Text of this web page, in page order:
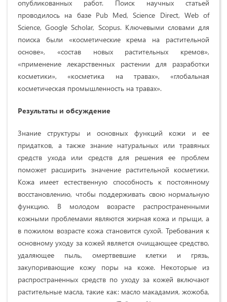
опубликованных работ. Поиск научных статьей
проводилось на базе Pub Med, Science Direct, Web of
Science, Google Scholar, Scopus. Ключевыми словами для
поиска были «косметические крема на растительной
основе», «состав новых растительных кремов»,
«применение лекарственных растении для разработки
косметики», «косметика на травах», «глобальная
косметическая промышленность на травах».
Результаты и обсуждение
Знание структуры и основных функций кожи и ее
придатков, а также знание натуральных или травяных
средств ухода или средств для решения ее проблем
поможет расширить значение растительной косметики.
Кожа имеет естественную способность к постоянному
восстановлению, чтобы поддерживать свою нормальную
функцию. В молодом возрасте распространенными
кожными проблемами являются жирная кожа и прыщи, а
в пожилом возрасте кожа становится сухой. Требования к
основному уходу за кожей является очищающее средство,
удаляющее пыль, омертвевшие клетки и грязь,
закупоривающие кожу поры на коже. Некоторые из
распространенных средств по уходу за кожей включают
растительные масла, такие как: масло макадамия, жожоба,